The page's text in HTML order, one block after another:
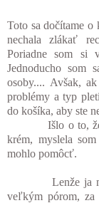
Toto sa dočítame o
nechala zlákať
Poriadne som si
Jednoducho som
osoby.... Avšak,
problémy a typ
do košíka, aby ste
Išlo o to, že
krém, myslela
mohlo pomôcť.
Lenže ja mám
veľkým pórom, za